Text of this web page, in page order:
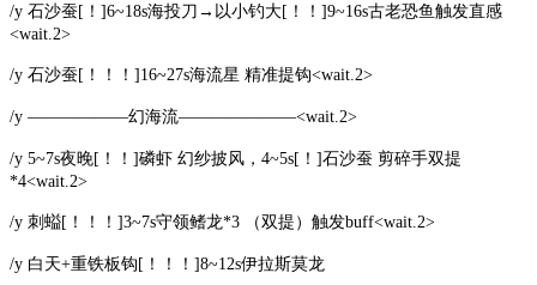
/y 石沙蚕[！]6~18s海投刀→以小钓大[！！]9~16s古老恐鱼触发直感
<wait.2>
/y 石沙蚕[！！！]16~27s海流星 精准提钩<wait.2>
/y ——————幻海流———————<wait.2>
/y 5~7s夜晚[！！]磷虾 幻纱披风，4~5s[！]石沙蚕 剪碎手双提
*4<wait.2>
/y 刺螠[！！！]3~7s守领鳍龙*3 （双提）触发buff<wait.2>
/y 白天+重铁板钩[！！！]8~12s伊拉斯莫龙